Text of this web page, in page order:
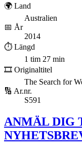
🌍 Land
Australien
📅 År
2014
⏱️ Längd
1 tim 27 min
🎞️ Originaltitel
The Search for
🔢 Ar.nr.
S591
ANMÄL DIG